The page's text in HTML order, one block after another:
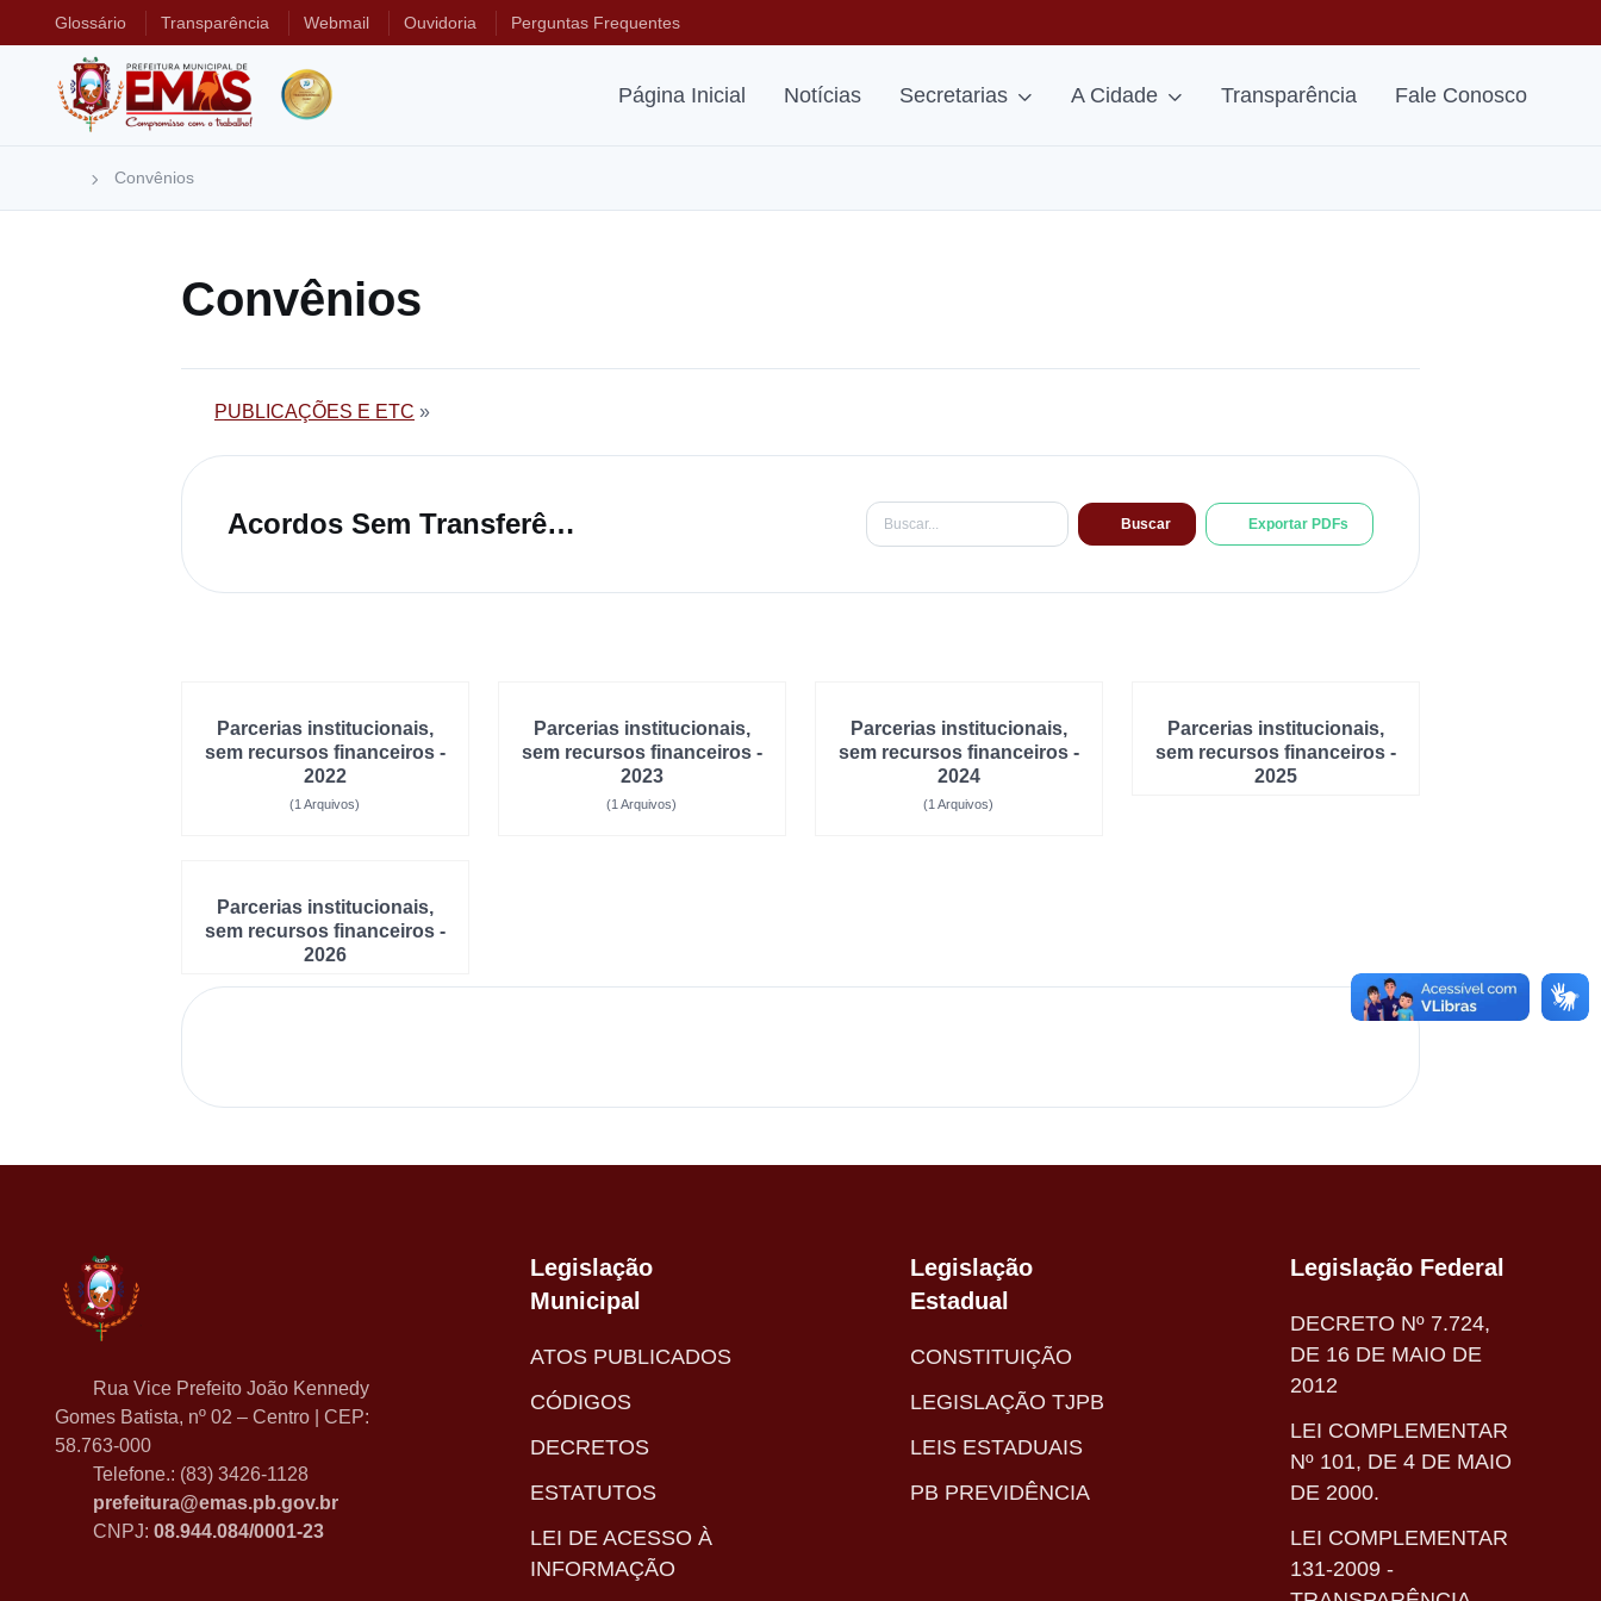
Glossário Transparência Webmail Ouvidoria Perguntas Frequentes
Página Inicial Notícias Secretarias A Cidade Transparência Fale Conosco
Convênios
Convênios
PUBLICAÇÕES E ETC »
Acordos Sem Transferência Financeira Buscar Exportar PDFs
Parcerias institucionais,
sem recursos financeiros -
2022
(1 Arquivos)
Parcerias institucionais,
sem recursos financeiros -
2023
(1 Arquivos)
Parcerias institucionais,
sem recursos financeiros -
2024
(1 Arquivos)
Parcerias institucionais,
sem recursos financeiros -
2025
Parcerias institucionais,
sem recursos financeiros -
2026
Rua Vice Prefeito João Kennedy
Gomes Batista, nº 02 – Centro | CEP:
58.763-000
Telefone.: (83) 3426-1128
prefeitura@emas.pb.gov.br
CNPJ: 08.944.084/0001-23
Legislação
Municipal
ATOS PUBLICADOS
CÓDIGOS
DECRETOS
ESTATUTOS
LEI DE ACESSO À
INFORMAÇÃO
Legislação
Estadual
CONSTITUIÇÃO
LEGISLAÇÃO TJPB
LEIS ESTADUAIS
PB PREVIDÊNCIA
Legislação Federal
DECRETO Nº 7.724,
DE 16 DE MAIO DE
2012
LEI COMPLEMENTAR
Nº 101, DE 4 DE MAIO
DE 2000.
LEI COMPLEMENTAR
131-2009 -